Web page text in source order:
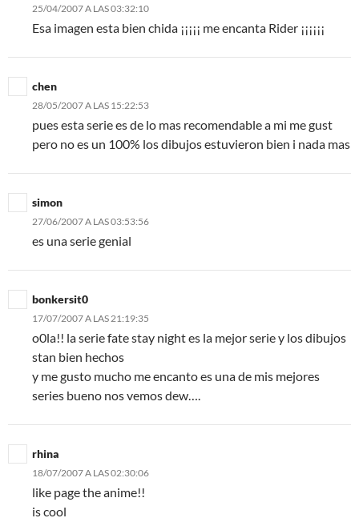
25/04/2007 A LAS 03:32:10
Esa imagen esta bien chida ¡¡¡¡¡ me encanta Rider ¡¡¡¡¡¡
chen
28/05/2007 A LAS 15:22:53
pues esta serie es de lo mas recomendable a mi me gust
pero no es un 100% los dibujos estuvieron bien i nada mas
simon
27/06/2007 A LAS 03:53:56
es una serie genial
bonkersit0
17/07/2007 A LAS 21:19:35
o0la!! la serie fate stay night es la mejor serie y los dibujos
stan bien hechos
y me gusto mucho me encanto es una de mis mejores
series bueno nos vemos dew….
rhina
18/07/2007 A LAS 02:30:06
like page the anime!!
is cool